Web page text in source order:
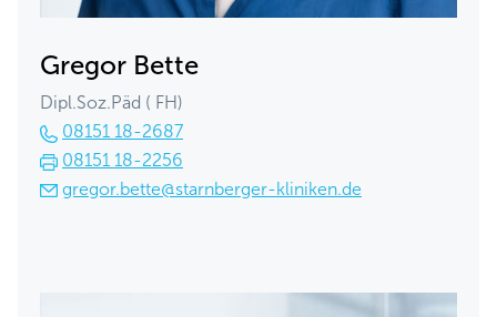
Gregor Bette
Dipl.Soz.Päd ( FH)
08151 18-2687
08151 18-2256
gregor.bette@starnberger-kliniken.de